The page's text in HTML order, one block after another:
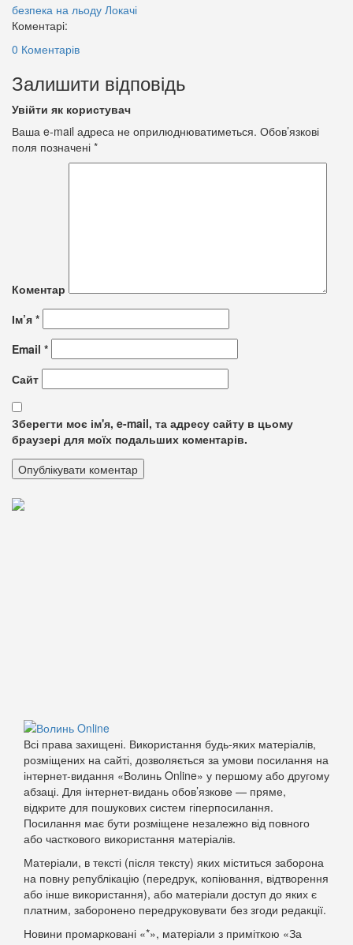
безпека на льоду Локачі
Коментарі:
0 Коментарів
Залишити відповідь
Увійти як користувач
Ваша e-mail адреса не оприлюднюватиметься. Обов’язкові
поля позначені *
Коментар
Ім’я *
Email *
Сайт
Зберегти моє ім'я, e-mail, та адресу сайту в цьому
браузері для моїх подальших коментарів.
Всі права захищені. Використання будь-яких матеріалів,
розміщених на сайті, дозволяється за умови посилання на
інтернет-видання «Волинь Online» у першому або другому
абзаці. Для інтернет-видань обов’язкове — пряме,
відкрите для пошукових систем гіперпосилання.
Посилання має бути розміщене незалежно від повного
або часткового використання матеріалів.
Матеріали, в тексті (після тексту) яких міститься заборона
на повну републікацію (передрук, копіювання, відтворення
або інше використання), або матеріали доступ до яких є
платним, заборонено передруковувати без згоди редакції.
Новини промарковані «*», матеріали з приміткою «За